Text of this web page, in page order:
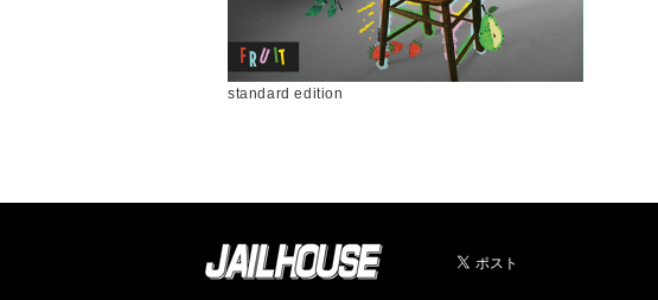
standard edition